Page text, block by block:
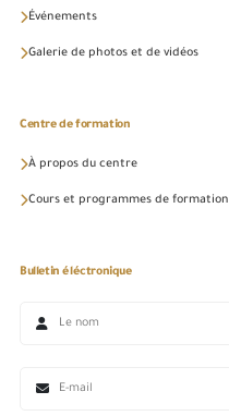
Événements
Galerie de photos et de vidéos
Centre de formation
À propos du centre
Cours et programmes de formation
Bulletin éléctronique